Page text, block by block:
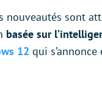
nouveautés sont
basée sur
12 qui